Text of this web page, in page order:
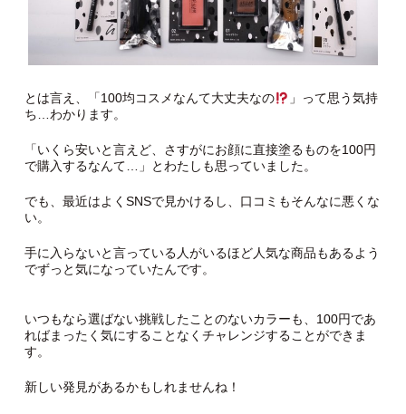
とは言え、「100均コスメなんて大丈夫なの
」って思う気持
ち…わかります。
「いくら安いと言えど、さすがにお顔に直接塗るものを100円
で購入するなんて…」とわたしも思っていました。
でも、最近はよくSNSで見かけるし、口コミもそんなに悪くな
い。
手に入らないと言っている人がいるほど人気な商品もあるよう
でずっと気になっていたんです。
いつもなら選ばない挑戦したことのないカラーも、100円であ
ればまったく気にすることなくチャレンジすることができま
す。
新しい発見があるかもしれませんね！